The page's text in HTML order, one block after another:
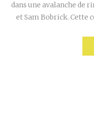
dans une avalanche de
et Sam Bobrick. Cette